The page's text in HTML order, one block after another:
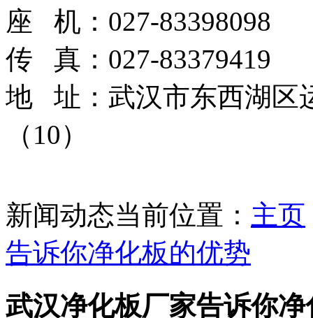
座 机：027-83398098
传 真：027-83379419
地 址：武汉市东西湖区
（10）
新闻动态当前位置： 主页
告诉你净化板的优势
武汉净化板厂家告诉你